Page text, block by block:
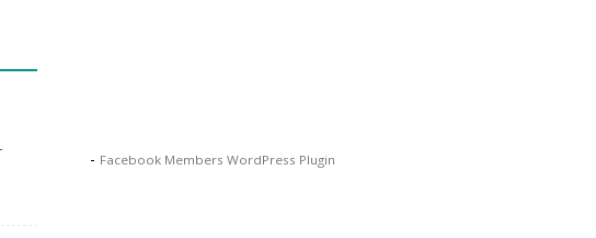
- Facebook Members WordPress Plugin